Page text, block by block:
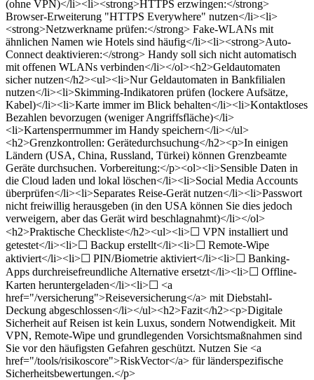
(ohne VPN)</li><li><strong>HTTPS erzwingen:</strong>
Browser-Erweiterung "HTTPS Everywhere" nutzen</li><li>
<strong>Netzwerkname prüfen:</strong> Fake-WLANs mit
ähnlichen Namen wie Hotels sind häufig</li><li><strong>Auto-
Connect deaktivieren:</strong> Handy soll sich nicht automatisch
mit offenen WLANs verbinden</li></ol><h2>Geldautomaten
sicher nutzen</h2><ul><li>Nur Geldautomaten in Bankfilialen
nutzen</li><li>Skimming-Indikatoren prüfen (lockere Aufsätze,
Kabel)</li><li>Karte immer im Blick behalten</li><li>Kontaktloses
Bezahlen bevorzugen (weniger Angriffsfläche)</li>
<li>Kartensperrnummer im Handy speichern</li></ul>
<h2>Grenzkontrollen: Gerätedurchsuchung</h2><p>In einigen
Ländern (USA, China, Russland, Türkei) können Grenzbeamte
Geräte durchsuchen. Vorbereitung:</p><ol><li>Sensible Daten in
die Cloud laden und lokal löschen</li><li>Social Media Accounts
überprüfen</li><li>Separates Reise-Gerät nutzen</li><li>Passwort
nicht freiwillig herausgeben (in den USA können Sie dies jedoch
verweigern, aber das Gerät wird beschlagnahmt)</li></ol>
<h2>Praktische Checkliste</h2><ul><li>☐ VPN installiert und
getestet</li><li>☐ Backup erstellt</li><li>☐ Remote-Wipe
aktiviert</li><li>☐ PIN/Biometrie aktiviert</li><li>☐ Banking-
Apps durchreisefreundliche Alternative ersetzt</li><li>☐ Offline-
Karten heruntergeladen</li><li>☐ <a
href="/versicherung">Reiseversicherung</a> mit Diebstahl-
Deckung abgeschlossen</li></ul><h2>Fazit</h2><p>Digitale
Sicherheit auf Reisen ist kein Luxus, sondern Notwendigkeit. Mit
VPN, Remote-Wipe und grundlegenden Vorsichtsmaßnahmen sind
Sie vor den häufigsten Gefahren geschützt. Nutzen Sie <a
href="/tools/risikoscore">RiskVector</a> für länderspezifische
Sicherheitsbewertungen.</p>